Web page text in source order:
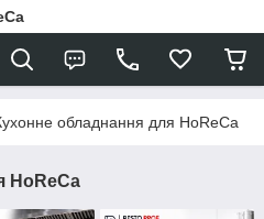
обладнання для HoReCa
HoReCa